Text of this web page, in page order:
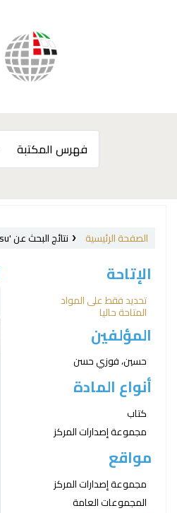
الصفحة الرئيسية نتائج البحث عن 'ccl=su:{الأسلحة النووية.} and su-geo:الصين'
الإتاحة
تحديد فقط على المواد
المتاحة حاليا
المؤلفين
حسين، فوزي حسن
أنواع المادة
كتاب
مجموعة إصدارات المركز
مواقع
مجموعة إصدارات المركز
المجموعات العامة